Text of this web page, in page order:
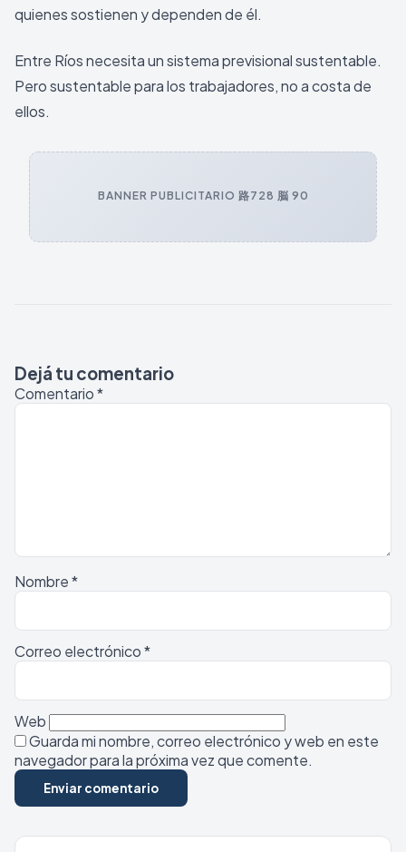
quienes sostienen y dependen de él.
Entre Ríos necesita un sistema previsional sustentable.
Pero sustentable para los trabajadores, no a costa de
ellos.
BANNER PUBLICITARIO 路728 脳 90
Dejá tu comentario
Comentario*
Nombre*
Correo electrónico*
Web
Guarda mi nombre, correo electrónico y web en este
navegador para la próxima vez que comente.